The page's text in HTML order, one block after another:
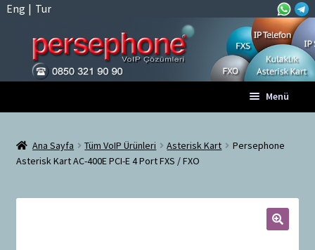
Eng | Tur
Menü
Tüm VoIP Ürünleri
t
m
e
Hesabım
Ana Sayfa Tüm VoIP Ürünleri Asterisk Kart
Persephone
Asterisk Kart AC-400E PCI-E 4 Port FXS / FXO